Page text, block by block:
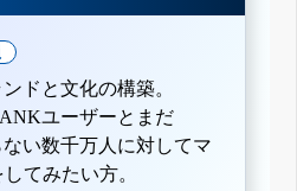
ドと文化の構築。
ユーザーとまだ
い数千万人に対してマ
てみたい方。